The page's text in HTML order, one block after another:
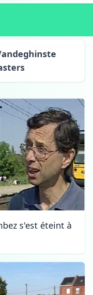
s'est éteint à